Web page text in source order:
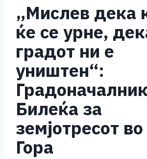
„Мислев дека
ќе се урне,
градот ни е
уништен“:
Билеќа за
земјотресот
Гора